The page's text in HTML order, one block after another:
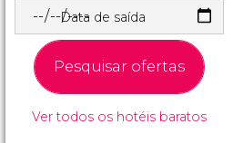
Data de saída
Pesquisar ofertas
Ver todos os hotéis baratos